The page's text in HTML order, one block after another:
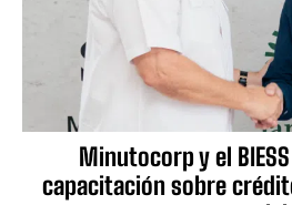
Minutocorp y el
capacitación sobre